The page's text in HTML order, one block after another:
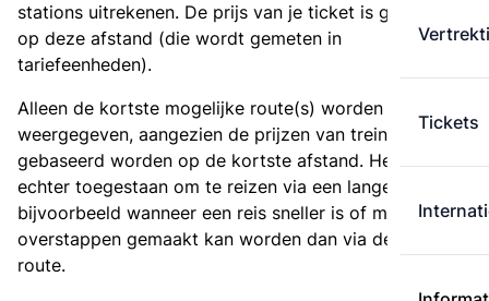
Tickets
stations uitrekenen. De prijs van je ticket is gebaseerd
op deze afstand (die wordt gemeten in
tariefeenheden).
Alleen de kortste mogelijke route(s) worden
weergegeven, aangezien de prijzen van treintickets
gebaseerd worden op de kortste afstand. Het is
echter toegestaan om te reizen via een langere route,
bijvoorbeeld wanneer een reis sneller is of met minder
overstappen gemaakt kan worden dan via de kortste
route.